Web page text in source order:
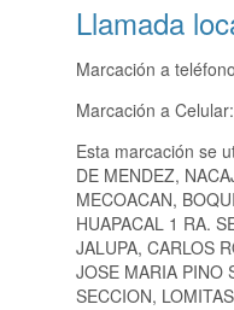
Llamada
Marcación a
Marcación a
Esta marcación se
DE MENDEZ,
MECOACAN,
HUAPACAL 1 RA.
JALUPA, CARLOS
JOSE MARIA PINO
SECCION,